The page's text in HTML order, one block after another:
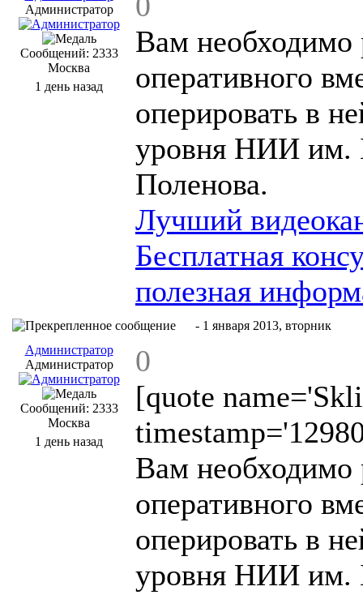
Администратор
Сообщений: 2333
Москва
1 день назад
Вам необходимо
оперативного
оперировать в
уровня НИИ им.
Поленова.
Лучший
Бесплатная
полезная
- 1 января 2013, вторник
Администратор
Администратор
Сообщений: 2333
Москва
1 день назад
0
[quote
Вам необходимо
оперативного
оперировать в
уровня НИИ им.